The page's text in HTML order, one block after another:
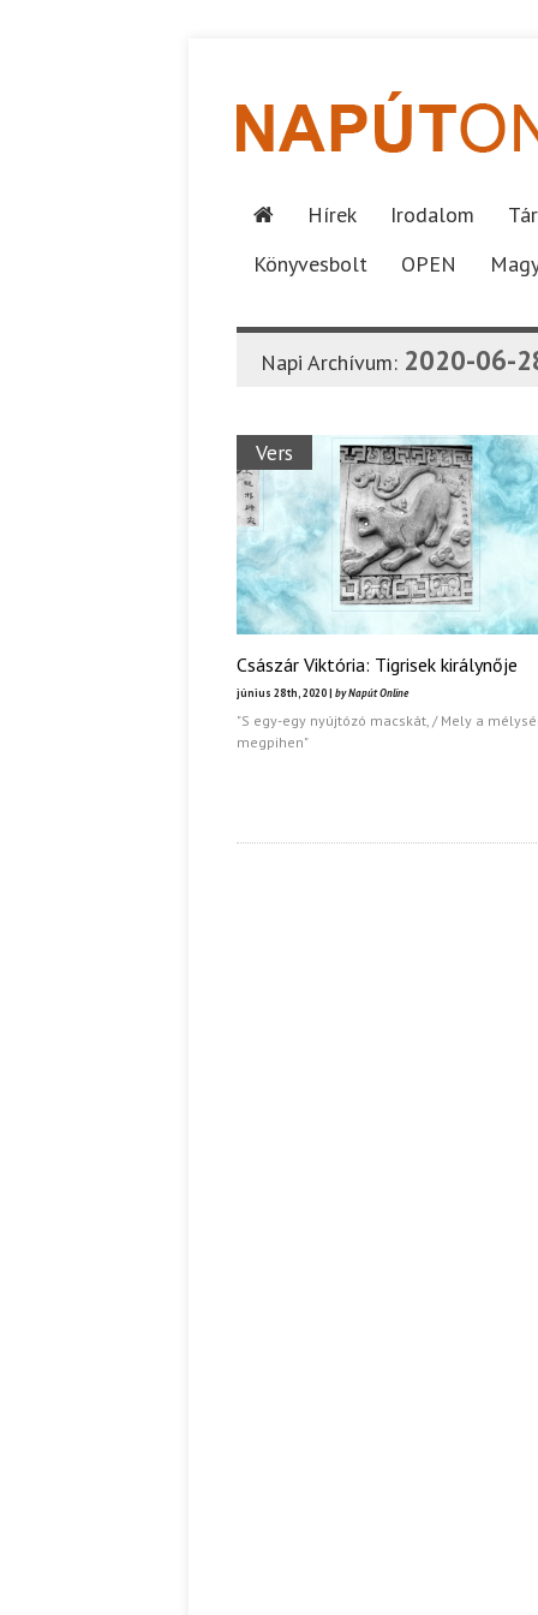
Hírek Irodalom
Könyvesbolt
OPEN
Napi Archívum: 2020-06-
Vers
Császár Viktória: Tigrisek királynője
június 28th, 2020 | by Napút Online
"S egy-egy nyújtózó macskát, / Mely a
megpihen"